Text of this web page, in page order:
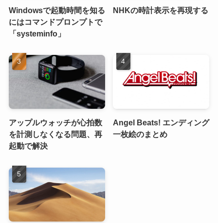
Windowsで起動時間を知る
にはコマンドプロンプトで
「systeminfo」
NHKの時計表示を再現する
アップルウォッチが心拍数
を計測しなくなる問題、再
起動で解決
Angel Beats! エンディング
一枚絵のまとめ